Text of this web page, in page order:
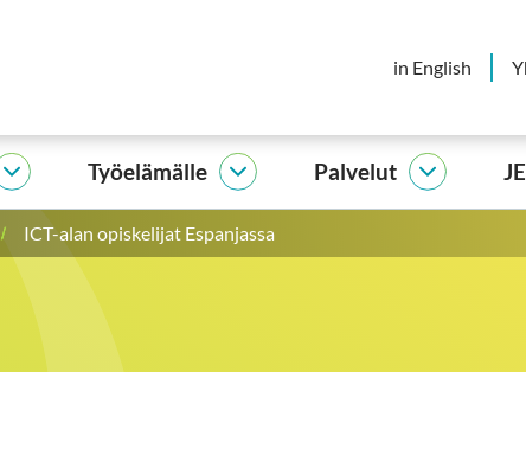
in English
Opiskelijalle
alasivut
Työelämälle
Työelämälle
alasivut
Palvelut
Palvelut
alasivut
ICT-alan opiskelijat Espanjassa